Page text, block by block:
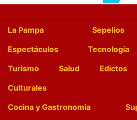
La Pampa Sepelios
Espectáculos
Tecnología
Turismo
Salud Edictos
Culturales
Cocina y Gastronomía